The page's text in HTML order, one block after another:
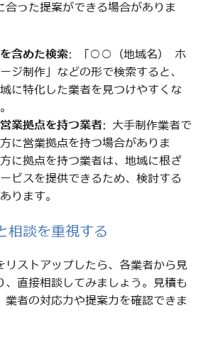
合った提案ができる場合がありま
含めた検索: 「○○（地域名） ホ
ジ制作」などの形で検索すると、
に特化した業者を見つけやすくな
業拠点を持つ業者: 大手制作業者で
に営業拠点を持つ場合がありま
に拠点を持つ業者は、地域に根ざ
ビスを提供できるため、検討する
ります。
相談を重視する
リストアップしたら、各業者から見
、直接相談してみましょう。見積も
業者の対応力や提案力を確認できま